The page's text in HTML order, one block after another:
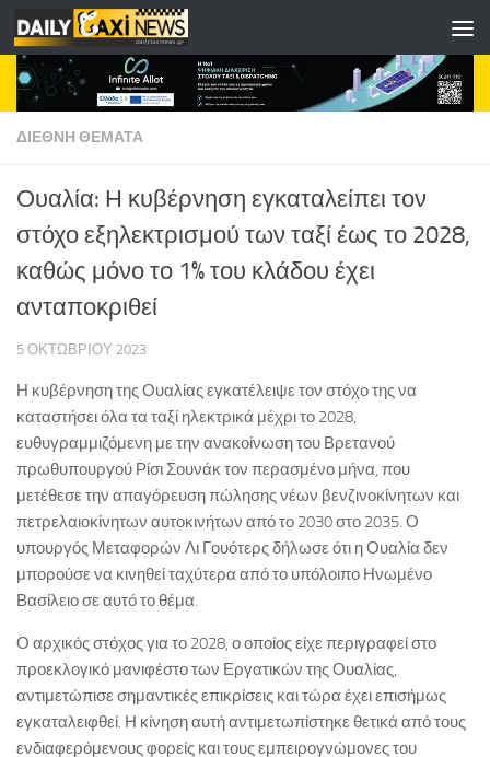
Skip to content
ΔΙΕΘΝΗ ΘΕΜΑΤΑ
Ουαλία: Η κυβέρνηση εγκαταλείπει τον
στόχο εξηλεκτρισμού των ταξί έως το 2028,
καθώς μόνο το 1% του κλάδου έχει
ανταποκριθεί
5 ΟΚΤΩΒΡΊΟΥ 2023
Η κυβέρνηση της Ουαλίας εγκατέλειψε τον στόχο της να
καταστήσει όλα τα ταξί ηλεκτρικά μέχρι το 2028,
ευθυγραμμιζόμενη με την ανακοίνωση του Βρετανού
πρωθυπουργού Ρίσι Σουνάκ τον περασμένο μήνα, που
μετέθεσε την απαγόρευση πώλησης νέων βενζινοκίνητων και
πετρελαιοκίνητων αυτοκινήτων από το 2030 στο 2035. Ο
υπουργός Μεταφορών Λι Γουότερς δήλωσε ότι η Ουαλία δεν
μπορούσε να κινηθεί ταχύτερα από το υπόλοιπο Ηνωμένο
Βασίλειο σε αυτό το θέμα.
Ο αρχικός στόχος για το 2028, ο οποίος είχε περιγραφεί στο
προεκλογικό μανιφέστο των Εργατικών της Ουαλίας,
αντιμετώπισε σημαντικές επικρίσεις και τώρα έχει επισήμως
εγκαταλειφθεί. Η κίνηση αυτή αντιμετωπίστηκε θετικά από τους
ενδιαφερόμενους φορείς και τους εμπειρογνώμονες του